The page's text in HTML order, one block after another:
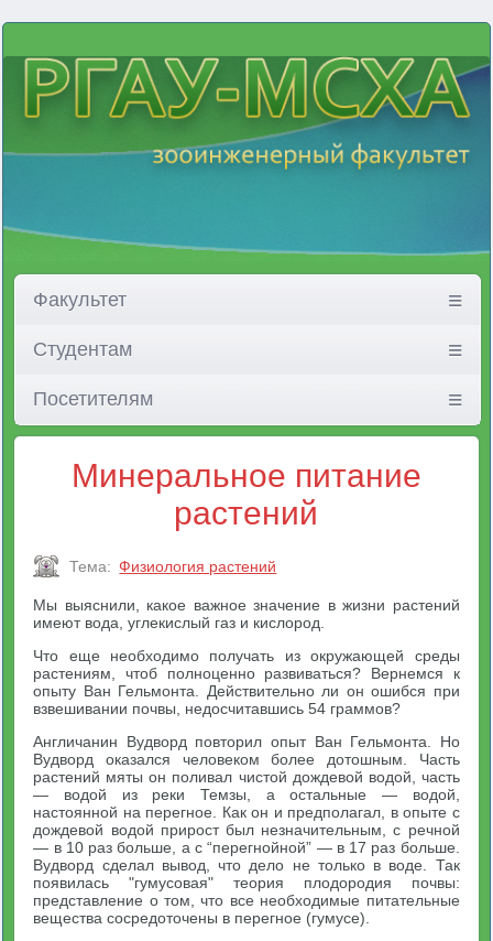
Факультет
Студентам
Посетителям
Минеральное питание
растений
Тема: Физиология растений
Мы выяснили, какое важное значение в жизни растений
имеют вода, углекислый газ и кислород.
Что еще необходимо получать из окружающей среды
растениям, чтоб полноценно развиваться? Вернемся к
опыту Ван Гельмонта. Действительно ли он ошибся при
взвешивании почвы, недосчитавшись 54 граммов?
Англичанин Вудворд повторил опыт Ван Гельмонта. Но
Вудворд оказался человеком более дотошным. Часть
растений мяты он поливал чистой дождевой водой, часть
— водой из реки Темзы, а остальные — водой,
настоянной на перегное. Как он и предполагал, в опыте с
дождевой водой прирост был незначительным, с речной
— в 10 раз больше, а с “перегнойной” — в 17 раз больше.
Вудворд сделал вывод, что дело не только в воде. Так
появилась "гумусовая" теория плодородия почвы:
представление о том, что все необходимые питательные
вещества сосредоточены в перегное (гумусе).